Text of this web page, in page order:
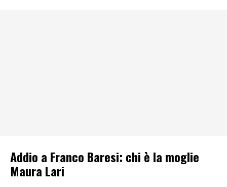
Addio a Franco Baresi: chi è la moglie
Maura Lari